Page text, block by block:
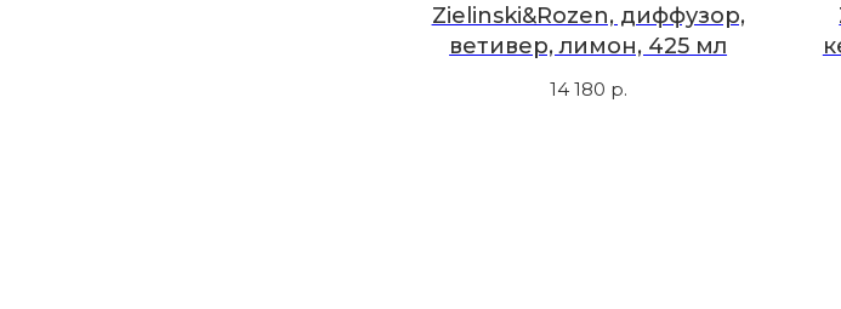
Zielinski&Rozen, диффузор,
ветивер, лимон, 425 мл
14 180 р.